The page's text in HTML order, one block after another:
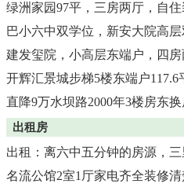
巴小六中双学位，新安大院高
直降9万水坝路2000年3楼房东
出租房